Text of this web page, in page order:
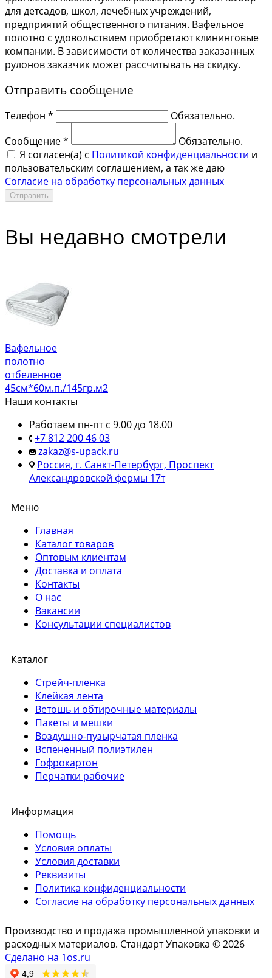
для детсадов, школ, лечебных учреждений,
предприятий общественного питания. Вафельное
полотно с удовольствием приобретают клининговые
компании. В зависимости от количества заказанных
рулонов заказчик может рассчитывать на скидку.
Отправить сообщение
Телефон *
Обязательно.
Сообщение *
Обязательно.
Я согласен(a) с Политикой конфиденциальности и
пользовательским соглашением, а так же даю
Согласие на обработку персональных данных
Отправить
Вы недавно смотрели
Вафельное
полотно
отбеленное
45см*60м.п./145гр.м2
Наши контакты
Работаем пн-пт с 9.00 до 18.00
+7 812 200 46 03
zakaz@s-upack.ru
Россия, г. Санкт-Петербург, Проспект
Александровской фермы 17т
Меню
Главная
Каталог товаров
Оптовым клиентам
Доставка и оплата
Контакты
О нас
Вакансии
Консультации специалистов
Каталог
Стрейч-пленка
Клейкая лента
Ветошь и обтирочные материалы
Пакеты и мешки
Воздушно-пузырчатая пленка
Вспененный полиэтилен
Гофрокартон
Перчатки рабочие
Информация
Помощь
Условия оплаты
Условия доставки
Реквизиты
Политика конфиденциальности
Согласие на обработку персональных данных
Производство и продажа промышленной упаковки и
расходных материалов. Стандарт Упаковка © 2026
Сделано на 1os.ru